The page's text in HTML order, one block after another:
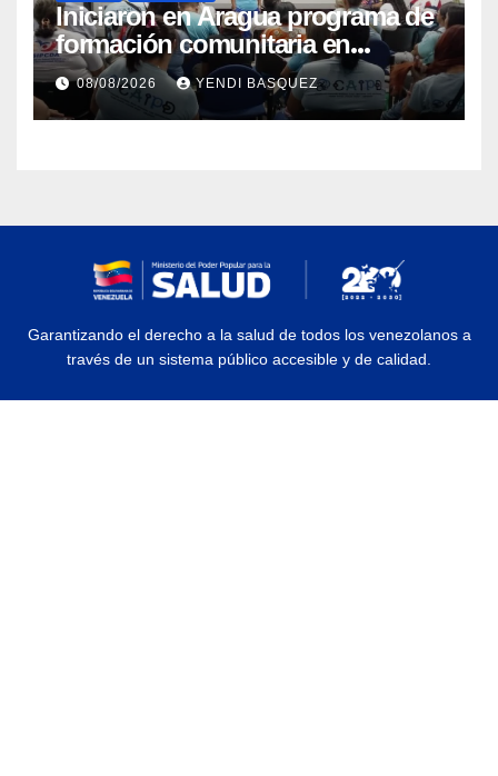
Iniciaron en Aragua programa de
formación comunitaria en
atención a personas con
discapacidad
08/08/2026 YENDI BASQUEZ
Garantizando el derecho a la salud de todos los venezolanos a
través de un sistema público accesible y de calidad.